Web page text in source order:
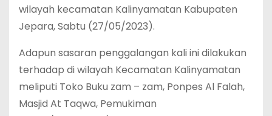
wilayah kecamatan Kalinyamatan Kabupaten
Jepara, Sabtu (27/05/2023).
Adapun sasaran penggalangan kali ini dilakukan
terhadap di wilayah Kecamatan Kalinyamatan
meliputi Toko Buku zam – zam, Ponpes Al Falah,
Masjid At Taqwa, Pemukiman